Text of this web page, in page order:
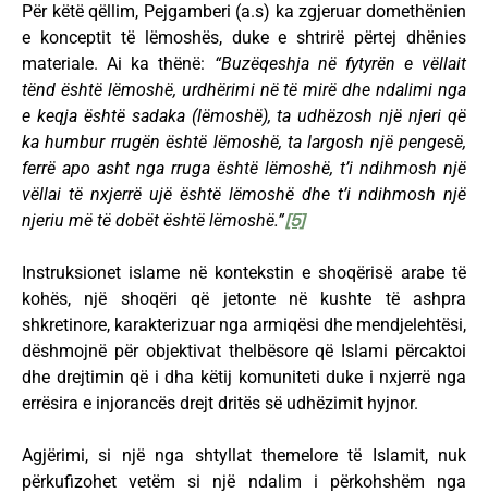
Për këtë qëllim, Pejgamberi (a.s) ka zgjeruar domethënien
e konceptit të lëmoshës, duke e shtrirë përtej dhënies
materiale. Ai ka thënë: “Buzëqeshja në fytyrën e vëllait
tënd është lëmoshë, urdhërimi në të mirë dhe ndalimi nga
e keqja është sadaka (lëmoshë), ta udhëzosh një njeri që
ka humbur rrugën është lëmoshë, ta largosh një pengesë,
ferrë apo asht nga rruga është lëmoshë, t’i ndihmosh një
vëllai të nxjerrë ujë është lëmoshë dhe t’i ndihmosh një
njeriu më të dobët është lëmoshë.”[5]
Instruksionet islame në kontekstin e shoqërisë arabe të
kohës, një shoqëri që jetonte në kushte të ashpra
shkretinore, karakterizuar nga armiqësi dhe mendjelehtësi,
dëshmojnë për objektivat thelbësore që Islami përcaktoi
dhe drejtimin që i dha këtij komuniteti duke i nxjerrë nga
errësira e injorancës drejt dritës së udhëzimit hyjnor.
Agjërimi, si një nga shtyllat themelore të Islamit, nuk
përkufizohet vetëm si një ndalim i përkohshëm nga